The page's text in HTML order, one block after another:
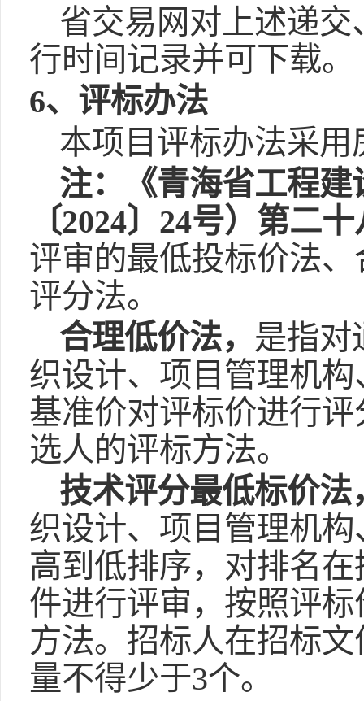
省交易网对上述递
行时间记录并可下载。
6、评标办法
本项目评标办法采
注：《青海省工程
〔2024〕24号）第二
评审的最低投标价法
评分法。
合理低价法， 是指对
织设计、项目管理机
基准价对评标价进行
选人的评标方法。
技术评分最低标价法
织设计、项目管理机
高到低排序，对排名
件进行评审，按照评
方法。招标人在招标
量不得少于3个。